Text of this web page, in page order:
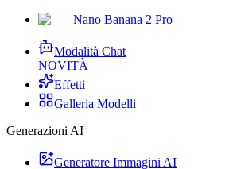
Nano Banana 2 Pro
Modalità Chat
NOVITÀ
Effetti
Galleria Modelli
Generazioni AI
Generatore Immagini AI